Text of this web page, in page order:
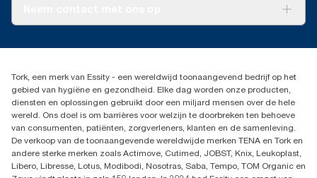
Productklacht
Dispenserklacht
030 - 698 46 66
Essity Netherlands B.V.
Arnhemse Bovenweg 120
3708 AH ZEIST
Nederland
Tork, een merk van Essity - een wereldwijd toonaangevend bedrijf op het
gebied van hygiëne en gezondheid. Elke dag worden onze producten,
diensten en oplossingen gebruikt door een miljard mensen over de hele
wereld. Ons doel is om barrières voor welzijn te doorbreken ten behoeve
van consumenten, patiënten, zorgverleners, klanten en de samenleving.
De verkoop van de toonaangevende wereldwijde merken TENA en Tork en
andere sterke merken zoals Actimove, Cutimed, JOBST, Knix, Leukoplast,
Libero, Libresse, Lotus, Modibodi, Nosotras, Saba, Tempo, TOM Organic en